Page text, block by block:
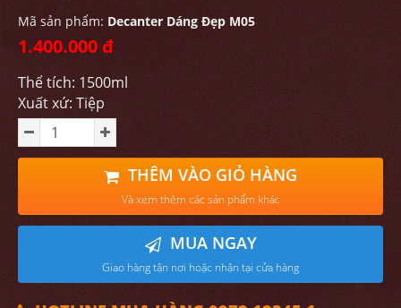
Mã sản phẩm: Decanter Dáng Đẹp M05
1.400.000 đ
Thể tích: 1500ml
Xuất xứ: Tiệp
THÊM VÀO GIỎ HÀNG
Và xem thêm các sản phẩm khác
MUA NGAY
Giao hàng tận nơi hoặc nhận tại cửa hàng